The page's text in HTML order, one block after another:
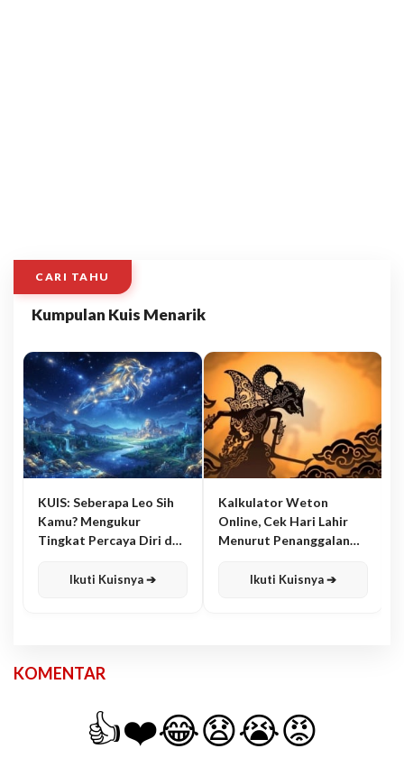
CARI TAHU
Kumpulan Kuis Menarik
KUIS: Seberapa Leo Sih
Kamu? Mengukur
Tingkat Percaya Diri dan
Ikuti Kuisnya ➔
Kalkulator Weton
Online, Cek Hari Lahir
Menurut Penanggalan
Ikuti Kuisnya ➔
KOMENTAR
👍❤️😂😧😭😡